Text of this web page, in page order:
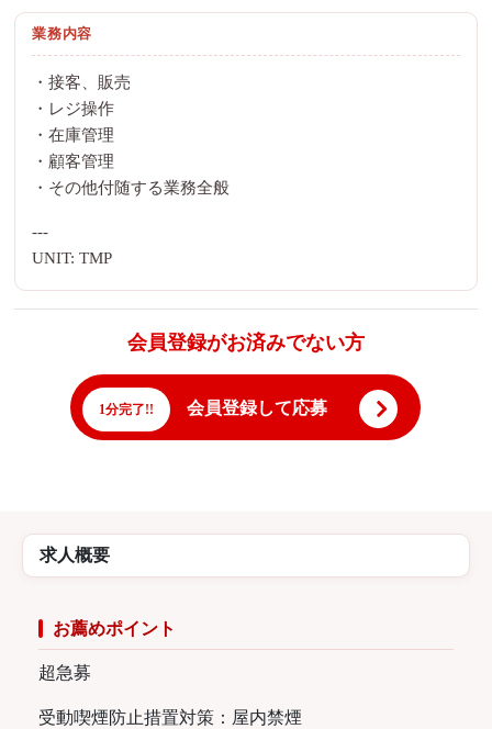
業務内容
・接客、販売
・レジ操作
・在庫管理
・顧客管理
・その他付随する業務全般
---
UNIT: TMP
会員登録がお済みでない方
1分完了!! 会員登録して応募
求人概要
お薦めポイント
超急募
受動喫煙防止措置対策：屋内禁煙